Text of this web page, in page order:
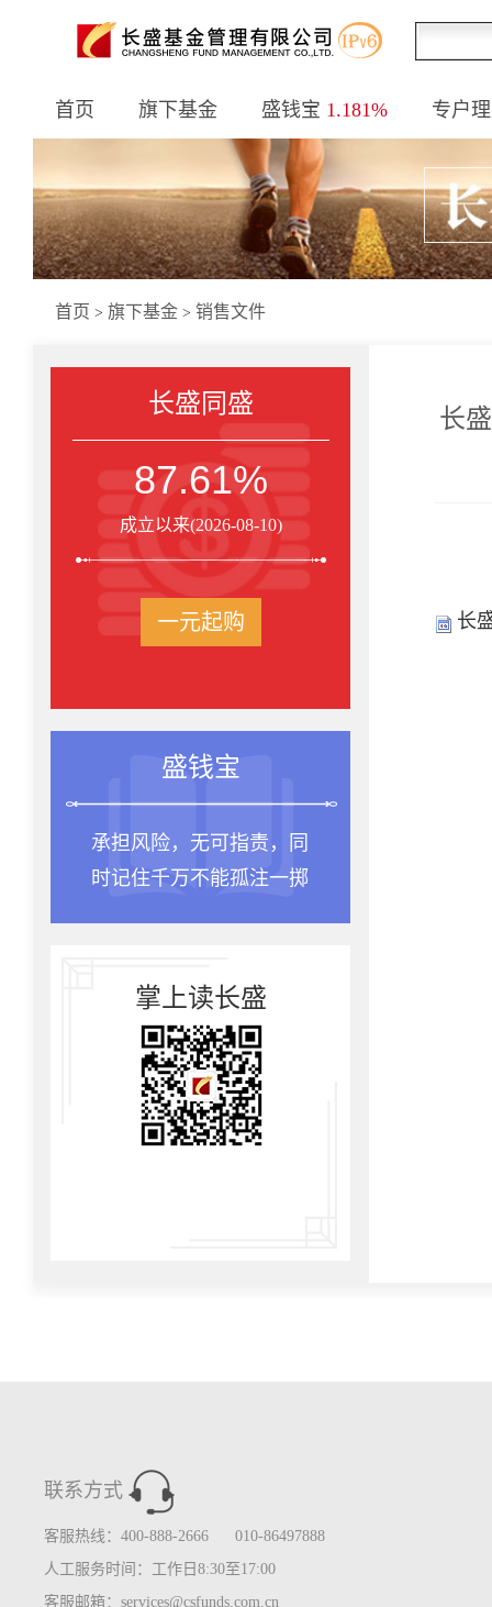
首页 旗下基金 盛钱宝 1.181% 专户
首页 > 旗下基金 > 销售文件
长盛同盛
87.61%
成立以来(2026-08-10)
一元起购
盛钱宝
承担风险，无可指责，同
时记住千万不能孤注一掷
掌上读长盛
长
长
联系方式
客服热线：400-888-2666 010-86497888
人工服务时间：工作日8:30至17:00
客服邮箱：services@csfunds.com.cn